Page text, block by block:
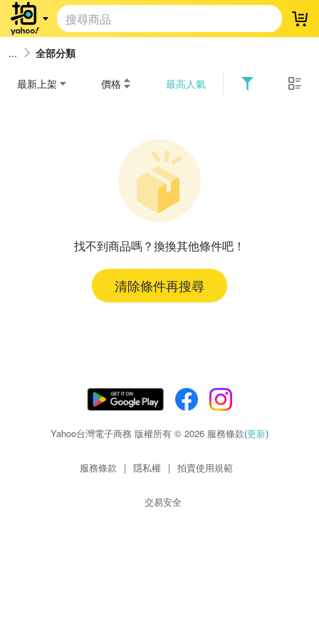
登
全部分類
最新上架 價格 最高人氣
找不到商品嗎？換換其他條件吧！
清除條件再搜尋
Yahoo台灣電子商務 版權所有 © 2026 服務條款(更新)
服務條款 | 隱私權 | 拍賣使用規範
交易安全